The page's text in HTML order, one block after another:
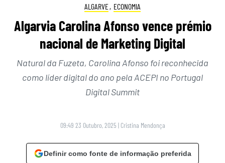
ALGARVE, ECONOMIA
Algarvia Carolina Afonso vence prémio
nacional de Marketing Digital
Natural da Fuzeta, Carolina Afonso foi reconhecida
como líder digital do ano pela ACEPI no Portugal
Digital Summit
09:49 23 Outubro, 2025 | Cristina Mendonça
Definir como fonte de informação preferida